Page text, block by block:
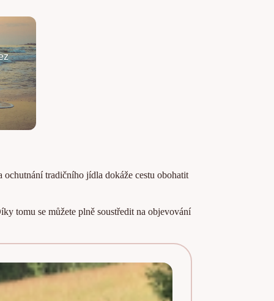
tradičního jídla dokáže cestu obohatit
tomu se můžete plně soustředit na objevování